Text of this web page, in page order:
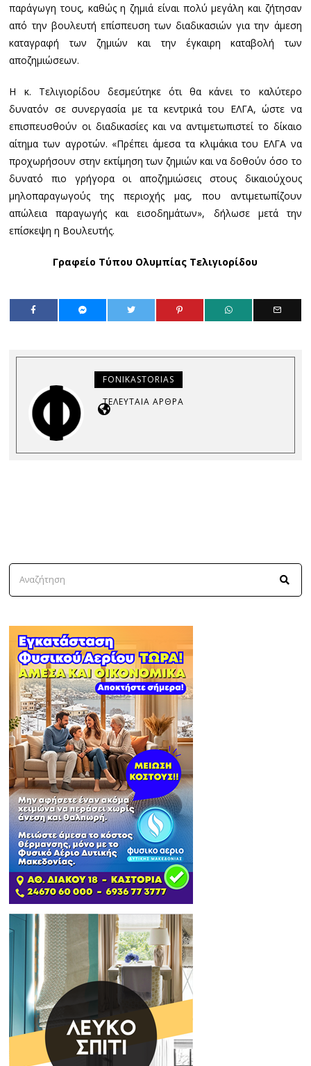
παράγωγη τους, καθώς η ζημιά είναι πολύ μεγάλη και ζήτησαν
από την βουλευτή επίσπευση των διαδικασιών για την άμεση
καταγραφή των ζημιών και την έγκαιρη καταβολή των
αποζημιώσεων.
Η κ. Τελιγιορίδου δεσμεύτηκε ότι θα κάνει το καλύτερο
δυνατόν σε συνεργασία με τα κεντρικά του ΕΛΓΑ, ώστε να
επισπευσθούν οι διαδικασίες και να αντιμετωπιστεί το δίκαιο
αίτημα των αγροτών. «Πρέπει άμεσα τα κλιμάκια του ΕΛΓΑ να
προχωρήσουν στην εκτίμηση των ζημιών και να δοθούν όσο το
δυνατό πιο γρήγορα οι αποζημιώσεις στους δικαιούχους
μηλοπαραγωγούς της περιοχής μας, που αντιμετωπίζουν
απώλεια παραγωγής και εισοδημάτων», δήλωσε μετά την
επίσκεψη η Βουλευτής.
Γραφείο Τύπου Ολυμπίας Τελιγιορίδου
FONIKASTORIAS
ΤΕΛΕΥΤΑΊΑ ΆΡΘΡΑ